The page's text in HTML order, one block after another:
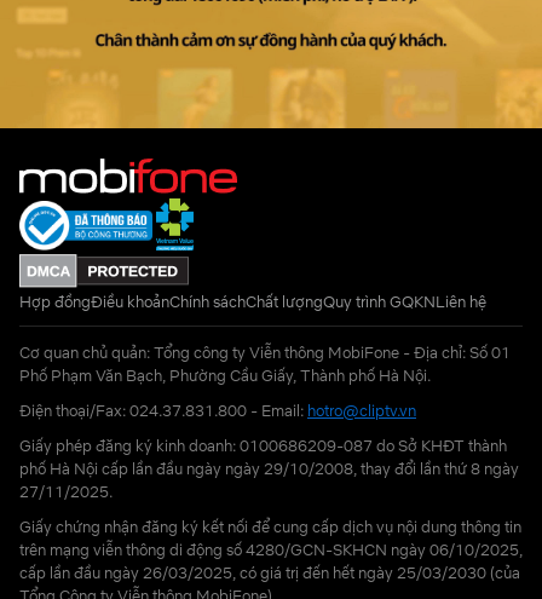
Hợp đồngĐiều khoảnChính sáchChất lượngQuy trình GQKNLiên hệ
Cơ quan chủ quản: Tổng công ty Viễn thông MobiFone - Địa chỉ: Số 01
Phố Phạm Văn Bạch, Phường Cầu Giấy, Thành phố Hà Nội.
Điện thoại/Fax: 024.37.831.800 - Email: hotro@cliptv.vn
Giấy phép đăng ký kinh doanh: 0100686209-087 do Sở KHĐT thành
phố Hà Nội cấp lần đầu ngày ngày 29/10/2008, thay đổi lần thứ 8 ngày
27/11/2025.
Giấy chứng nhận đăng ký kết nối để cung cấp dịch vụ nội dung thông tin
trên mạng viễn thông di động số 4280/GCN-SKHCN ngày 06/10/2025,
cấp lần đầu ngày 26/03/2025, có giá trị đến hết ngày 25/03/2030 (của